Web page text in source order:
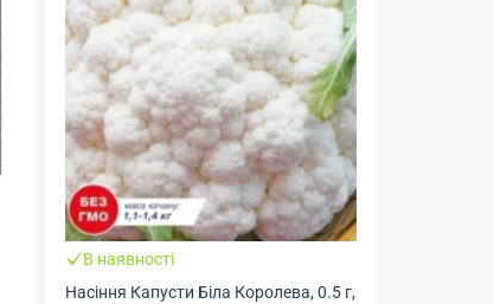
В наявності
Насіння Капусти Біла Королева, 0.5 г,